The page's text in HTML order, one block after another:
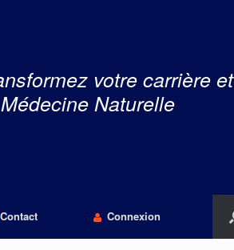
votre carrière et
Naturelle
Contact Connexion